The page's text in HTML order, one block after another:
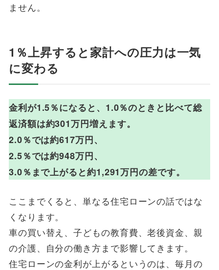
ません。
1％上昇すると家計への圧力は一気
に変わる
金利が1.5％になると、1.0％のときと比べて総
返済額は約301万円増えます。
2.0％では約617万円、
2.5％では約948万円、
3.0％まで上がると約1,291万円の差です。
ここまでくると、単なる住宅ローンの話ではな
くなります。
車の買い替え、子どもの教育費、老後資金、親
の介護、自分の働き方まで影響してきます。
住宅ローンの金利が上がるというのは、毎月の